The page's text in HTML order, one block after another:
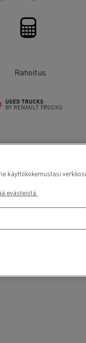
Rahoitus
käyttökokemustasi
evästeistä.